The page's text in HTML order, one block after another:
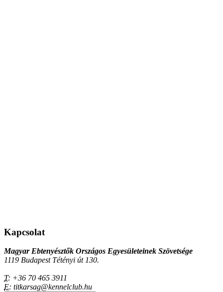
Kapcsolat
Magyar Ebtenyésztők Országos Egyesületeinek Szövetsége
1119 Budapest Tétényi út 130.
T: +36 70 465 3911
E: titkarsag@kennelclub.hu